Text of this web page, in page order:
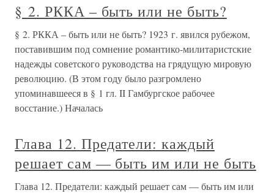
§ 2. РККА – быть или не быть?
§ 2. РККА – быть или не быть? 1923 г. явился рубежом,
поставившим под сомнение романтико-милитаристские
надежды советского руководства на грядущую мировую
революцию. (В этом году было разгромлено
упоминавшееся в § 1 гл. II Гамбургское рабочее
восстание.) Началась
Глава 12. Предатели: каждый
решает сам — быть им или не быть
Глава 12. Предатели: каждый решает сам — быть им или